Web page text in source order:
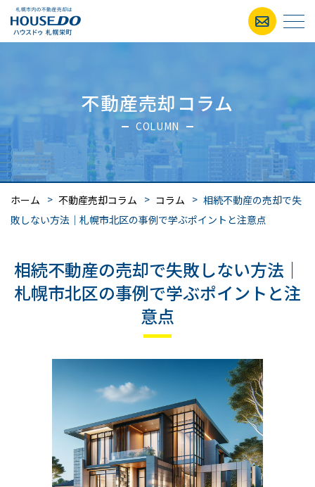
不動産売却コラム
COLUMN
ホーム 不動産売却コラム コラム
相続不動産の売却で失
敗しない方法｜札幌市北区の事例で学ぶポイントと注意点
相続不動産の売却で失敗しない方法｜
札幌市北区の事例で学ぶポイントと注
意点